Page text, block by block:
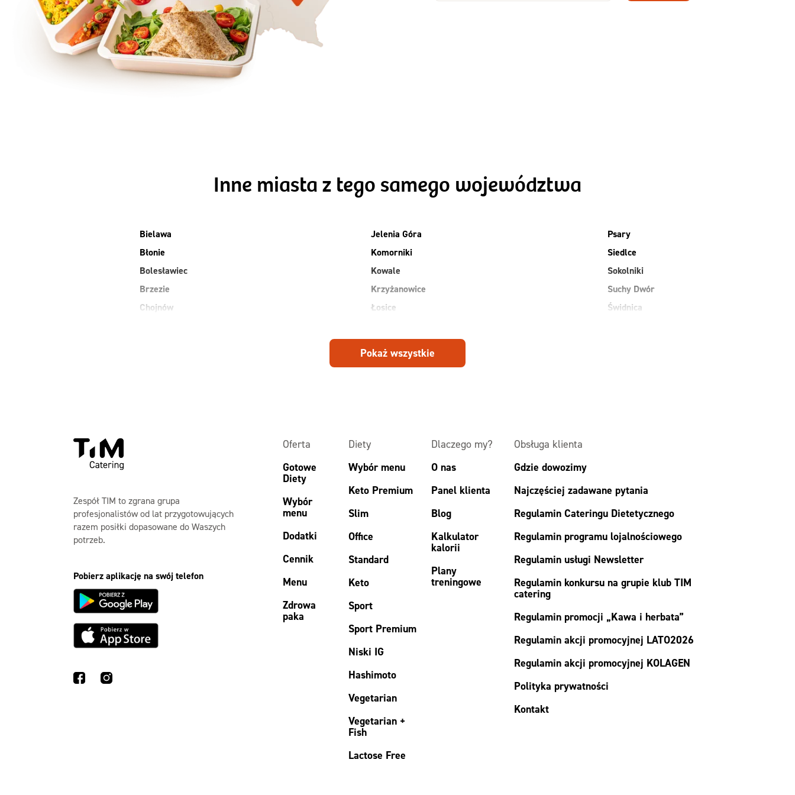
Zamów dietę!
Inne miasta z tego samego województwa
Bielawa
Błonie
Bolesławiec
Brzezie
Chojnów
Jelenia Góra
Komorniki
Kowale
Krzyżanowice
Łosice
Psary
Siedlce
Sokolniki
Suchy Dwór
Świdnica
Pokaż wszystkie
Zespół TIM to zgrana grupa
profesjonalistów od lat przygotowujących
razem posiłki dopasowane do Waszych
potrzeb.
Pobierz aplikację na swój telefon
Oferta
Gotowe
Diety
Wybór
menu
Dodatki
Cennik
Menu
Zdrowa
paka
Diety
Wybór menu
Keto Premium
Slim
Office
Standard
Keto
Sport
Sport Premium
Niski IG
Hashimoto
Vegetarian
Vegetarian +
Fish
Lactose Free
Dlaczego my?
O nas
Panel klienta
Blog
Kalkulator
kalorii
Plany
treningowe
Obsługa klienta
Gdzie dowozimy
Najczęściej zadawane pytania
Regulamin Cateringu Dietetycznego
Regulamin programu lojalnościowego
Regulamin usługi Newsletter
Regulamin konkursu na grupie klub TIM
catering
Regulamin promocji „Kawa i herbata”
Regulamin akcji promocyjnej LATO2026
Regulamin akcji promocyjnej KOLAGEN
Polityka prywatności
Kontakt